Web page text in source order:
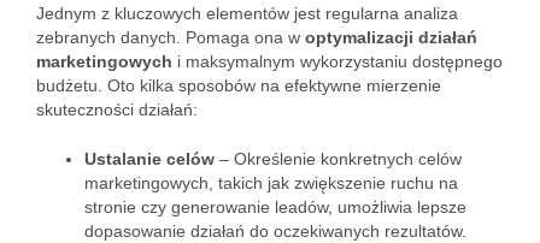
Jednym z kluczowych elementów jest regularna analiza
zebranych danych. Pomaga ona w optymalizacji działań
marketingowych i maksymalnym wykorzystaniu dostępnego
budżetu. Oto kilka sposobów na efektywne mierzenie
skuteczności działań:
Ustalanie celów – Określenie konkretnych celów
marketingowych, takich jak zwiększenie ruchu na
stronie czy generowanie leadów, umożliwia lepsze
dopasowanie działań do oczekiwanych rezultatów.